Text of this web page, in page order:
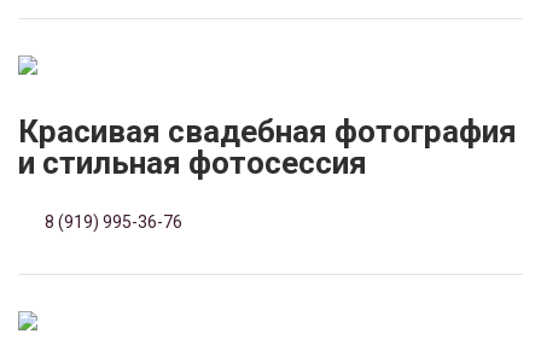
Красивая свадебная фотография
и стильная фотосессия
8 (919) 995-36-76